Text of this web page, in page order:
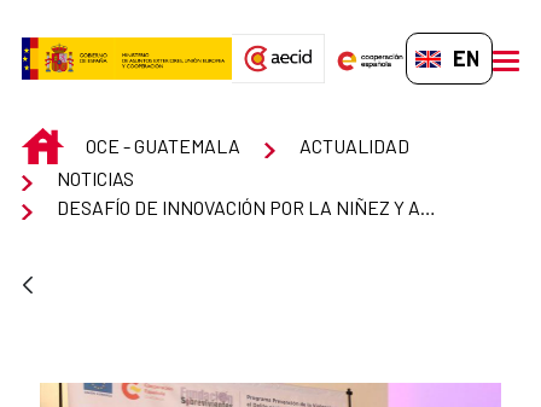
EN-GB
INICIOOCE - GUATEMALA
ACTUALIDAD
NOTICIAS